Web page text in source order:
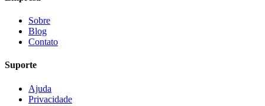
Sobre
Blog
Contato
Suporte
Ajuda
Privacidade